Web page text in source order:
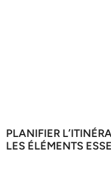
PLANIFIER
LES ÉLÉMENTS